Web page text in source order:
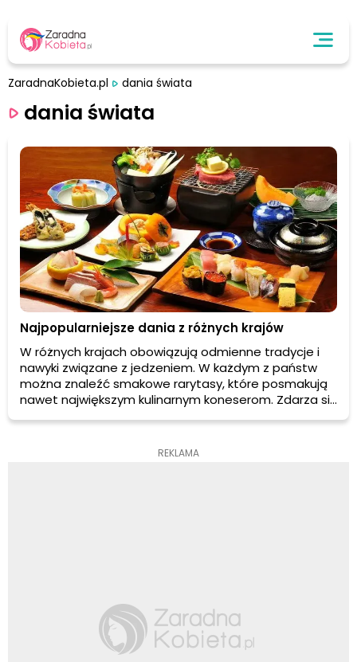
ZaradnaKobieta.pl dania świata
dania świata
Najpopularniejsze dania z różnych krajów
W różnych krajach obowiązują odmienne tradycje i
nawyki związane z jedzeniem. W każdym z państw
można znaleźć smakowe rarytasy, które posmakują
nawet największym kulinarnym koneserom. Zdarza się,
że przygotowując jakąś potrawę, na którą przepis
nawet sprawy, że to danie wywodzi się z zupełnie
REKLAMA